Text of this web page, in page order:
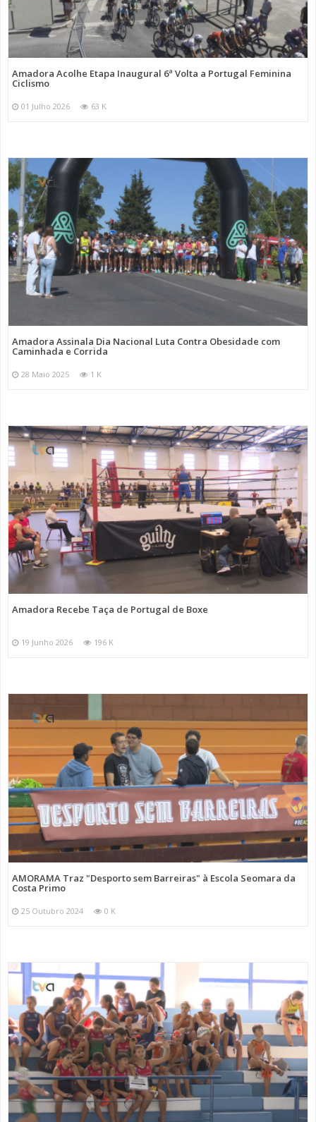
Amadora Acolhe Etapa Inaugural 6ª Volta a Portugal Feminina
Ciclismo
01 Julho 2026 63 K
Amadora Assinala Dia Nacional Luta Contra Obesidade com
Caminhada e Corrida
28 Maio 2025 1 K
Amadora Recebe Taça de Portugal de Boxe
19 Junho 2026 196 K
AMORAMA Traz "Desporto sem Barreiras" à Escola Seomara da
Costa Primo
25 Outubro 2024 0 K